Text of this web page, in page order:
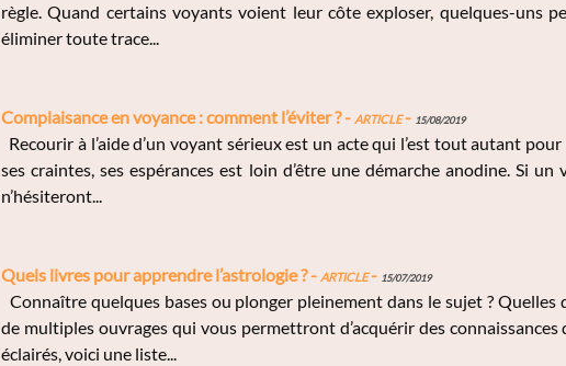
règle. Quand certains voyants voient leur côte exploser, quelques-uns
éliminer toute trace...
Complaisance en voyance : comment l’éviter ? -Article- 15/08/2019
Recourir à l’aide d’un voyant sérieux est un acte qui l’est tout autant
ses craintes, ses espérances est loin d’être une démarche anodine. Si
n’hésiteront...
Quels livres pour apprendre l’astrologie ? -Article- 15/07/2019
Connaître quelques bases ou plonger pleinement dans le sujet ?
de multiples ouvrages qui vous permettront d’acquérir des
éclairés, voici une liste...